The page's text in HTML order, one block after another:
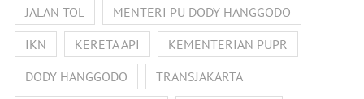
JALAN TOL
MENTERI PU DODY HANGGODO
IKN
KERETA API
KEMENTERIAN PUPR
DODY HANGGODO
TRANSJAKARTA